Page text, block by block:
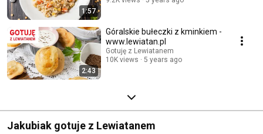
1:57
2:43
Góralskie bułeczki z kminkiem -
www.lewiatan.pl
Gotuję z Lewiatanem
10K views
5 years ago
Jakubiak gotuje z Lewiatanem